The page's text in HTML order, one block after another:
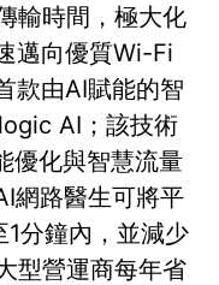
輸時間，極大化
邁向優質Wi-Fi
款由AI賦能的智
AI；該技術
優化與智慧流量
網路醫生可將平
分鐘內，並減少
型營運商每年省